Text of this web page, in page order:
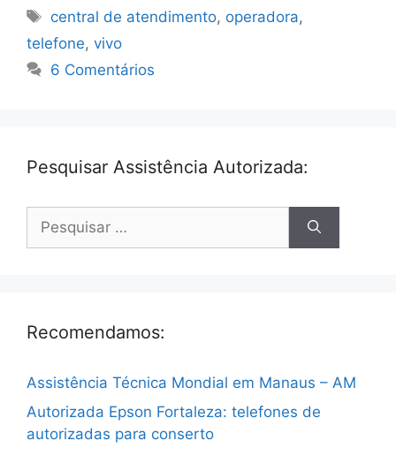
Tags
central de atendimento, operadora,
telefone, vivo
6 Comentários
Pesquisar Assistência Autorizada:
por:
Recomendamos:
Assistência Técnica Mondial em Manaus – AM
Autorizada Epson Fortaleza: telefones de
autorizadas para conserto